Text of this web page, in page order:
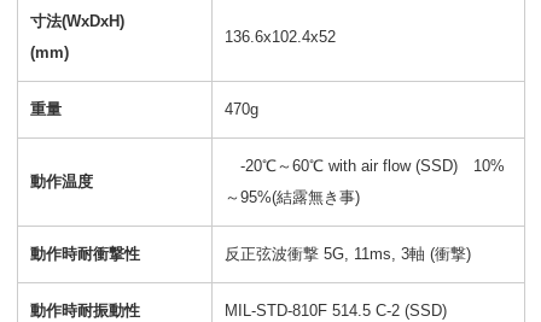
寸法(WxDxH)
(mm)
136.6x102.4x52
重量 470g
動作温度
-20℃～60℃ with air flow (SSD) 10%
～95%(結露無き事)
動作時耐衝撃性 反正弦波衝撃 5G, 11ms, 3軸 (衝撃)
動作時耐振動性 MIL-STD-810F 514.5 C-2 (SSD)